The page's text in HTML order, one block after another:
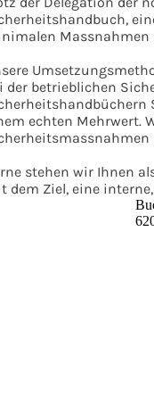
Massnahmen
der betrieblichen
echten Mehrwert.
stehen wir Ihnen
dem Ziel, eine